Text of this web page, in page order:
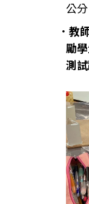
公
．教
勵
測